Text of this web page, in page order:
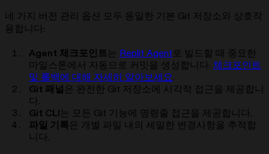
네 가지 버전 관리 옵션 모두 동일한 기본 Git 저장소와 상호작
용합니다:
Agent 체크포인트 는 Replit Agent 로 빌드할 때 중요한
마일스톤에서 자동으로 커밋을 생성합니다. 체크포인트
및 롤백에 대해 자세히 알아보세요.
Git 패널 은 완전한 Git 저장소에 시각적 접근을 제공합니
다.
Git CLI 는 모든 Git 기능에 명령줄 접근을 제공합니다.
파일 기록 은 개별 파일 내의 세밀한 변경사항을 추적합
니다.